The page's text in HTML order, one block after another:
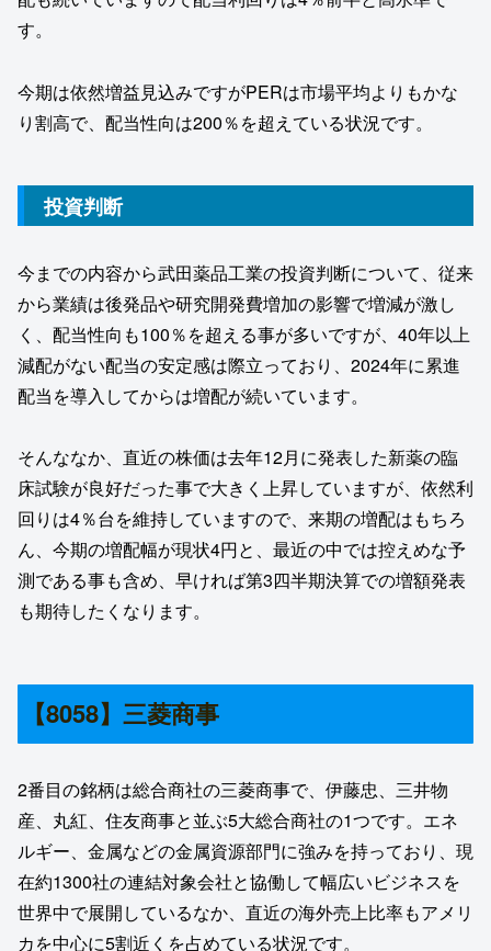
す。
今期は依然増益見込みですがPERは市場平均よりもかな
り割高で、配当性向は200％を超えている状況です。
投資判断
今までの内容から武田薬品工業の投資判断について、従来
から業績は後発品や研究開発費増加の影響で増減が激し
く、配当性向も100％を超える事が多いですが、40年以上
減配がない配当の安定感は際立っており、2024年に累進
配当を導入してからは増配が続いています。
そんななか、直近の株価は去年12月に発表した新薬の臨
床試験が良好だった事で大きく上昇していますが、依然利
回りは4％台を維持していますので、来期の増配はもちろ
ん、今期の増配幅が現状4円と、最近の中では控えめな予
測である事も含め、早ければ第3四半期決算での増額発表
も期待したくなります。
【8058】三菱商事
2番目の銘柄は総合商社の三菱商事で、伊藤忠、三井物
産、丸紅、住友商事と並ぶ5大総合商社の1つです。エネ
ルギー、金属などの金属資源部門に強みを持っており、現
在約1300社の連結対象会社と協働して幅広いビジネスを
世界中で展開しているなか、直近の海外売上比率もアメリ
カを中心に5割近くを占めている状況です。